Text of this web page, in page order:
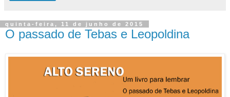
quinta-feira, 11 de junho de 2015
O passado de Tebas e Leopoldina